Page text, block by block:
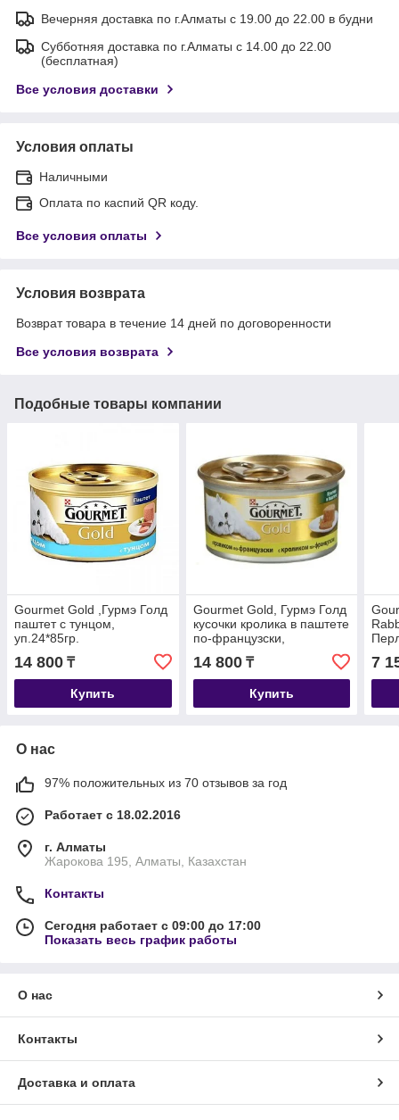
Вечерняя доставка по г.Алматы с 19.00 до 22.00 в будни
Субботняя доставка по г.Алматы с 14.00 до 22.00
(бесплатная)
Все условия доставки
Условия оплаты
Наличными
Оплата по каспий QR коду.
Все условия оплаты
Условия возврата
Возврат товара в течение 14 дней по договоренности
Все условия возврата
Подобные товары компании
Gourmet Gold ,Гурмэ Голд
паштет с тунцом,
уп.24*85гр.
14 800 ₸
Купить
Gourmet Gold, Гурмэ Голд
кусочки кролика в паштете
по-французски,
уп.24*85гр.
14 800₸
Купить
7
О нас
97% положительных из 70 отзывов за год
Работает с 18.02.2016
г. Алматы
Жарокова 195, Алматы, Казахстан
Контакты
Сегодня работает с 09:00 до 17:00
Показать весь график работы
О нас
Контакты
Доставка и оплата